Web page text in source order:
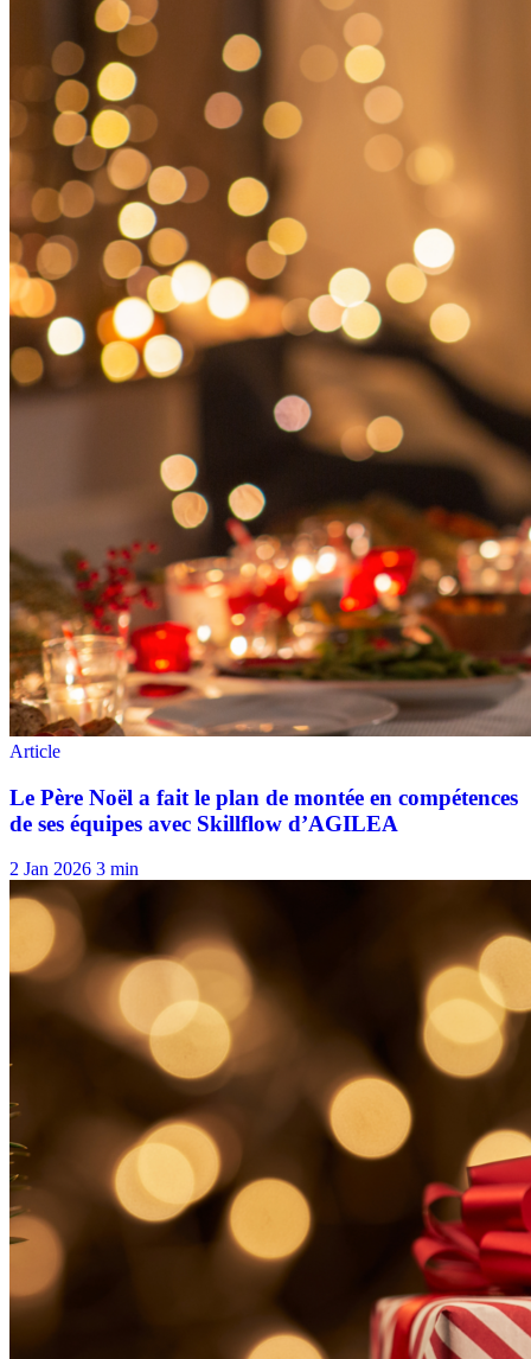
2 Jan 2026 3 min